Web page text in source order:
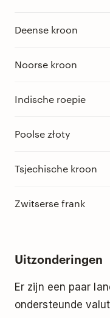
Deense kroon
Noorse kroon
Indische roepie
Poolse złoty
Tsjechische kroon
Zwitserse frank
Uitzonderingen
Er zijn een paar
ondersteunde